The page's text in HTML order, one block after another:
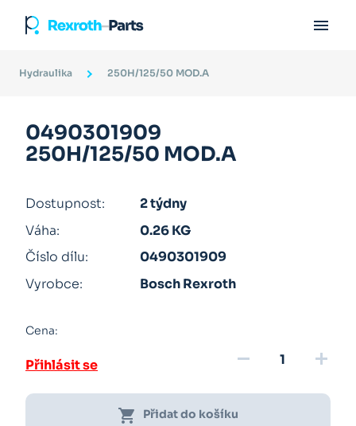

Hydraulika 250H/125/50 MOD.A
0490301909
250H/125/50 MOD.A
Dostupnost:
2 týdny
Váha:
0.26 KG
Číslo dílu:
0490301909
Vyrobce:
Bosch Rexroth
Cena:
Přihlásit se remove add
shopping_cart Přidat do košíku